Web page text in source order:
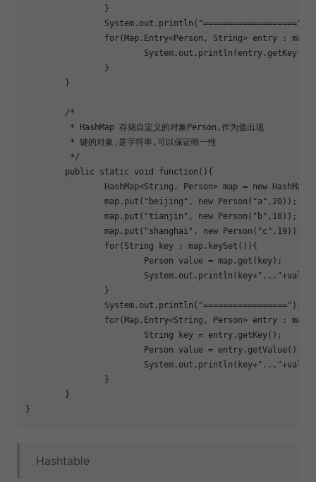
		System.out.println(
"==================="
for(Map.Entry<Person, String> entry :
			System.out.println(entry.getKey()+
	public static void
function (){
		map.put(
"beijing" , new Person( "a" ,20));
		map.put(
"tianjin" , new Person( "b" ,18));
		map.put(
"shanghai" , new Person( "c" ,19));
for(String key : map.keySet()){
			System.out.println(key+
"..."
		System.out.println(
"=================" );
for(Map.Entry<String, Person> entry :
			System.out.println(key+
"..."
Hashtable